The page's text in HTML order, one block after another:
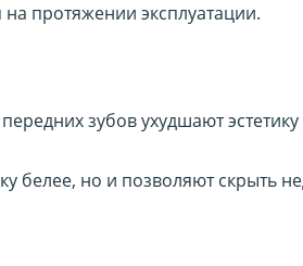
протяжении эксплуатации.
зубов ухудшают
белее, но и позволяют скрыть